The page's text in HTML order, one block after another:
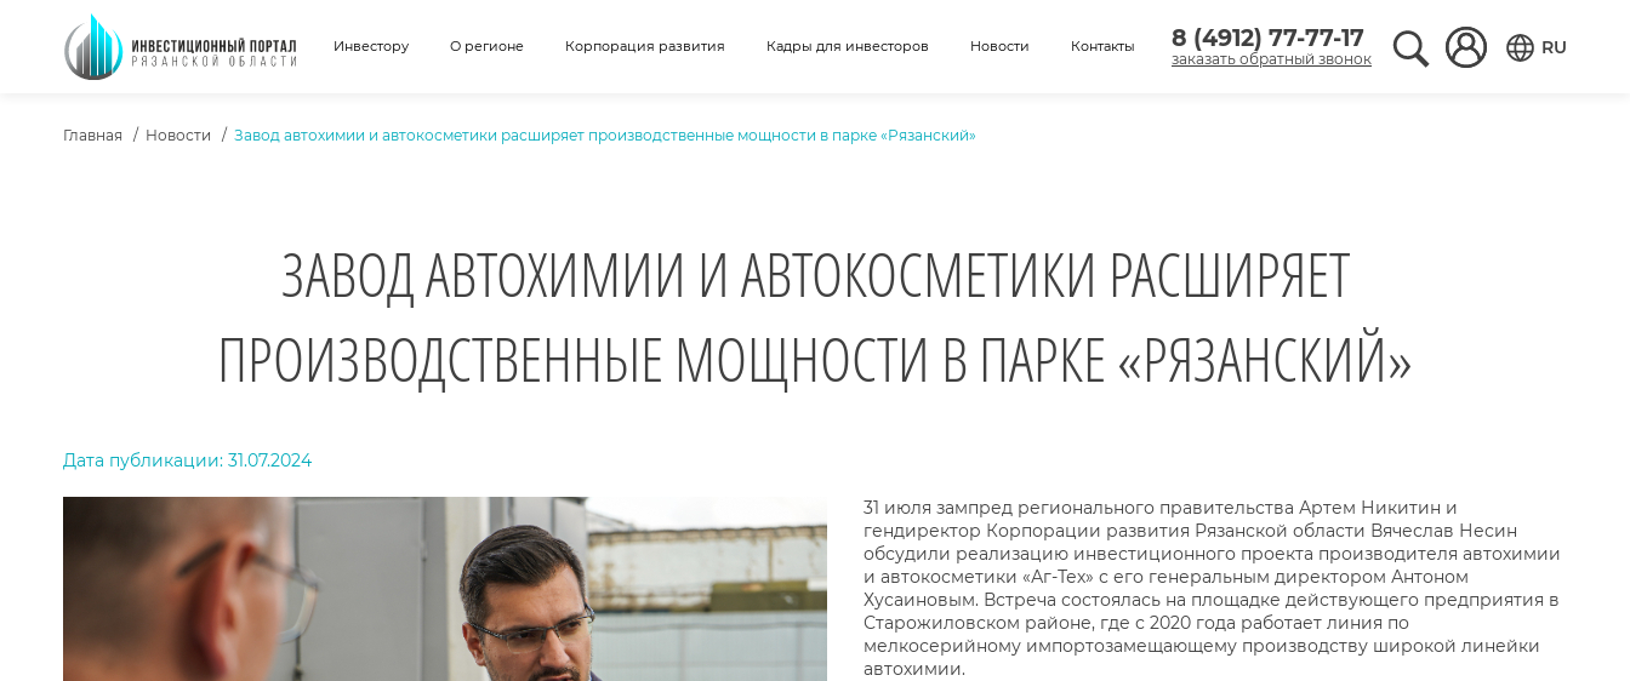
Инвестору О регионе Корпорация развития Кадры для инвесторов Новости Контакты 8 (4912) 77-77-17
заказать обратный звонок
Поиск по сайту
Вход в аккаунт
RU
ХЛЕБНЫЕ КРОШКИ
Главная Новости Завод автохимии и автокосметики расширяет производственные мощности в парке «Рязанский»
ЗАВОД АВТОХИМИИ И АВТОКОСМЕТИКИ РАСШИРЯЕТ
ПРОИЗВОДСТВЕННЫЕ МОЩНОСТИ В ПАРКЕ «РЯЗАНСКИЙ»
ТЕКСТ НОВОСТИ
Дата публикации: 31.07.2024
31 июля зампред регионального правительства Артем Никитин и
гендиректор Корпорации развития Рязанской области Вячеслав Несин
обсудили реализацию инвестиционного проекта производителя автохимии
и автокосметики «Аг-Тех» с его генеральным директором Антоном
Хусаиновым. Встреча состоялась на площадке действующего предприятия в
Старожиловском районе, где с 2020 года работает линия по
мелкосерийному импортозамещающему производству широкой линейки
автохимии.